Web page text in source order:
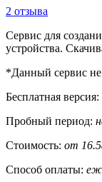
2 отзыва
Сервис для
устройства.
*Данный сервис не
Бесплатная версия:
Пробный период:
Стоимость: от
Способ оплаты: